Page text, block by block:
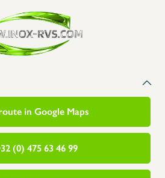
in Google Maps
(0) 475 63 46 99